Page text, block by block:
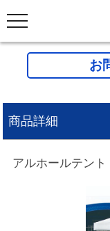
お
商品詳細
アルホールテント